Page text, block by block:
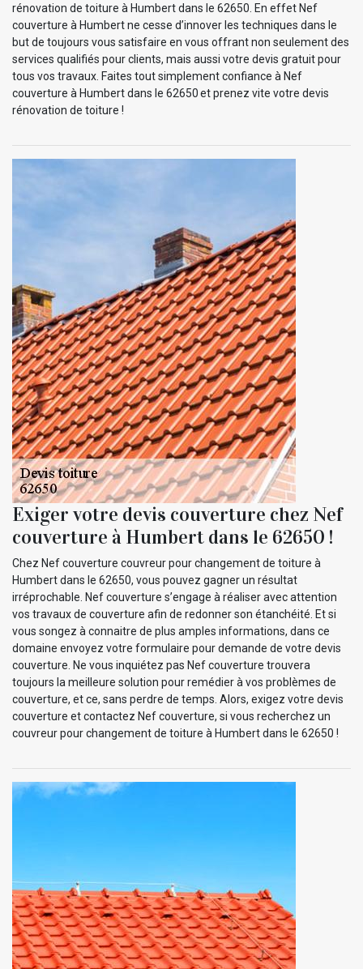
rénovation de toiture à Humbert dans le 62650. En effet Nef
couverture à Humbert ne cesse d’innover les techniques dans le
but de toujours vous satisfaire en vous offrant non seulement des
services qualifiés pour clients, mais aussi votre devis gratuit pour
tous vos travaux. Faites tout simplement confiance à Nef
couverture à Humbert dans le 62650 et prenez vite votre devis
rénovation de toiture !
Exiger votre devis couverture chez Nef
couverture à Humbert dans le 62650 !
Chez Nef couverture couvreur pour changement de toiture à
Humbert dans le 62650, vous pouvez gagner un résultat
irréprochable. Nef couverture s’engage à réaliser avec attention
vos travaux de couverture afin de redonner son étanchéité. Et si
vous songez à connaitre de plus amples informations, dans ce
domaine envoyez votre formulaire pour demande de votre devis
couverture. Ne vous inquiétez pas Nef couverture trouvera
toujours la meilleure solution pour remédier à vos problèmes de
couverture, et ce, sans perdre de temps. Alors, exigez votre devis
couverture et contactez Nef couverture, si vous recherchez un
couvreur pour changement de toiture à Humbert dans le 62650 !